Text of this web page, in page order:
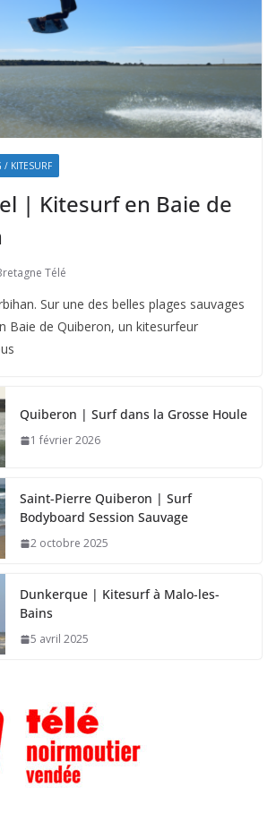
/ KITESURF
| Kitesurf en Baie de
Télé
Sur une des belles plages sauvages
Baie de Quiberon, un kitesurfeur
Quiberon | Surf dans la Grosse Houle
1 février 2026
Saint-Pierre Quiberon | Surf
Bodyboard Session Sauvage
2 octobre 2025
Dunkerque | Kitesurf à Malo-les-
Bains
5 avril 2025